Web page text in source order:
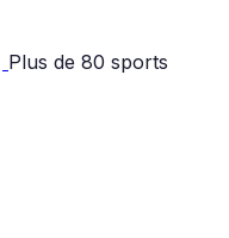
Plus de 80 sports